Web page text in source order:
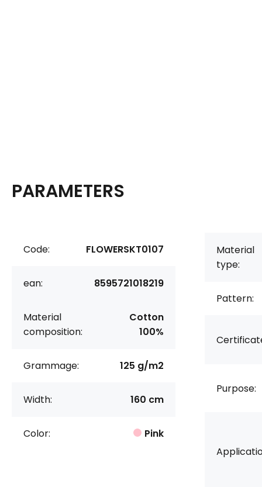
PARAMETERS
Code: FLOWERSKT0107
ean: 8595721018219
Material
composition:
Cotton
100%
Grammage: 125 g/m2
Width: 160 cm
Color: Pink
Material
type:
Pattern:
Purpose: